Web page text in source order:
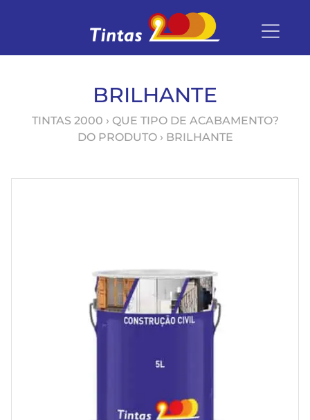
BRILHANTE
TINTAS 2000 › QUE TIPO DE ACABAMENTO?
DO PRODUTO › BRILHANTE